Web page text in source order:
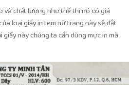
và chất lượng như thế thì nó có giá
loại giấy in tem nữ trang này sẽ đắt
này chúng ta cần dùng mực in mã